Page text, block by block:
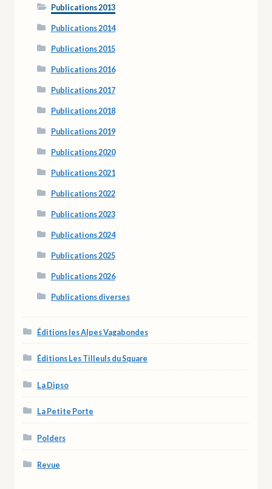
Publications 2013
Publications 2014
Publications 2015
Publications 2016
Publications 2017
Publications 2018
Publications 2019
Publications 2020
Publications 2021
Publications 2022
Publications 2023
Publications 2024
Publications 2025
Publications 2026
Publications diverses
Éditions les Alpes Vagabondes
Éditions Les Tilleuls du Square
La Dipso
La Petite Porte
Polders
Revue